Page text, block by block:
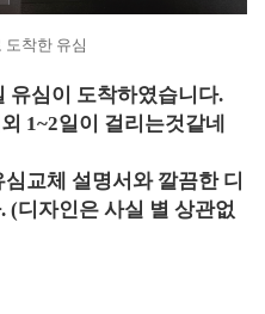
도착한 유심
유심이 도착하였습니다.
1~2일이 걸리는것같네
교체 설명서와 깔끔한 디
(디자인은 사실 별 상관없